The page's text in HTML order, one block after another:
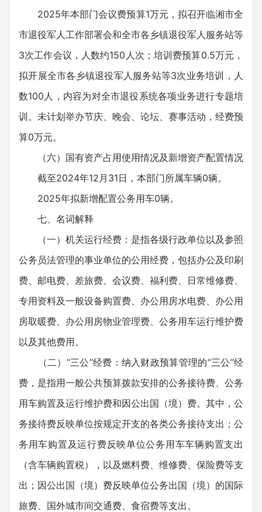
2025年本部门会议费预算1万元，拟召开临湘市全
市退役军人工作部署会和全市各乡镇退役军人服务站等
3次工作会议，人数约150人次；培训费预算0.5万元，
拟开展全市各乡镇退役军人服务站等3次业务培训，人
数100人，内容为对全市退役系统各项业务进行专题培
训。未计划举办节庆、晚会、论坛、赛事活动，经费预
算0万元。
（六）国有资产占用使用情况及新增资产配置情况
截至2024年12月31日，本部门所属车辆0辆。
2025年拟新增配置公务用车0辆。
七、名词解释
（一）机关运行经费：是指各级行政单位以及参照
公务员法管理的事业单位的公用经费，包括办公及印刷
费、邮电费、差旅费、会议费、福利费、日常维修费、
专用资料及一般设备购置费、办公用房水电费、办公用
房取暖费、办公用房物业管理费、公务用车运行维护费
以及其他费用。
（二）“三公”经费：纳入财政预算管理的“三公”经
费，是指用一般公共预算拨款安排的公务接待费、公务
用车购置及运行维护费和因公出国（境）费。其中，公
务接待费反映单位按规定开支的各类公务接待支出；公
务用车购置及运行费反映单位公务用车车辆购置支出
（含车辆购置税），以及燃料费、维修费、保险费等支
出；因公出国（境）费反映单位公务出国（境）的国际
旅费、国外城市间交通费、食宿费等支出。